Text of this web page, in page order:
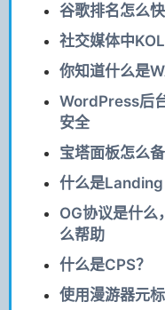
谷歌排名怎么快
社交媒体中
你知道什么是
WordPress后
安全
宝塔面板怎么
什么是Landing
OG协议是什么
么帮助
什么是CPS？
使用漫游器元